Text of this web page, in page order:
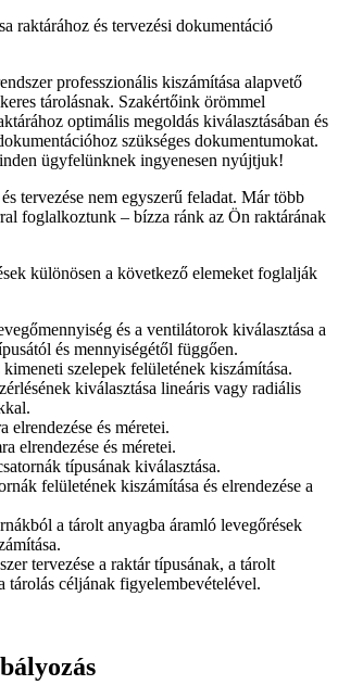
raktárához és tervezési dokumentáció
professzionális kiszámítása alapvető
tárolásnak. Szakértőink örömmel
optimális megoldás kiválasztásában és
szükséges dokumentumokat.
ügyfelünknek ingyenesen nyújtjuk!
tervezése nem egyszerű feladat. Már több
foglalkoztunk – bízza ránk az Ön raktárának
különösen a következő elemeket foglalják
és a ventilátorok kiválasztása a
és mennyiségétől függően.
kimeneti szelepek felületének kiszámítása.
kiválasztása lineáris vagy radiális
elrendezése és méretei.
elrendezése és méretei.
típusának kiválasztása.
felületének kiszámítása és elrendezése a
a tárolt anyagba áramló levegőrések
tervezése a raktár típusának, a tárolt
tárolás céljának figyelembevételével.